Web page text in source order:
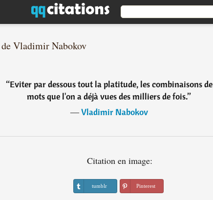
Vladimir Nabokov
“Eviter par dessous tout la platitude, les combinaisons de
mots que l'on a déjà vues des milliers de fois.”
―Vladimir Nabokov
Citation en image:
tumblr Pinterest